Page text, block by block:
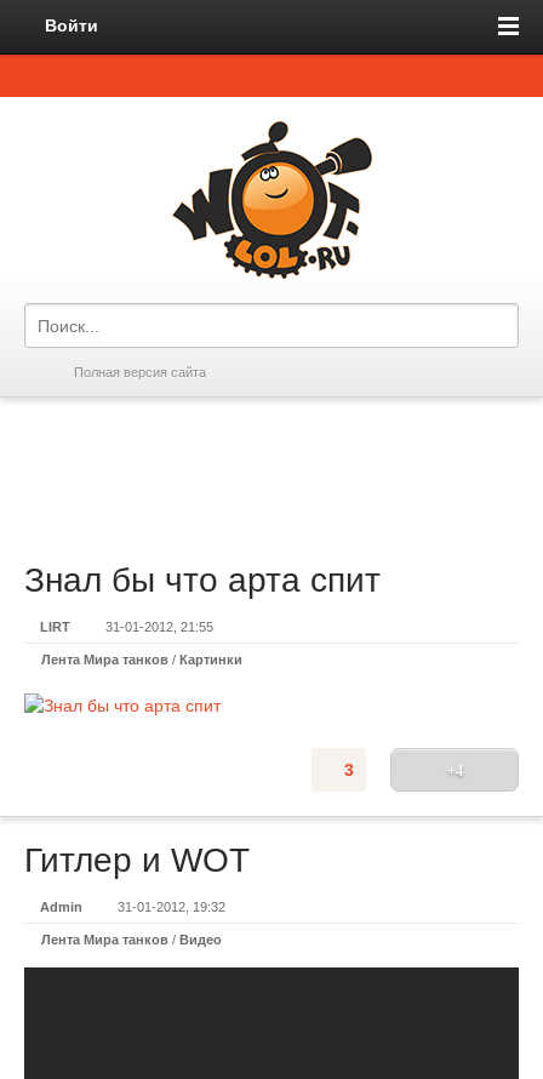
Войти
Полная версия сайта
Знал бы что арта спит
LIRT 31-01-2012, 21:55
Лента Мира танков / Картинки
+4
3
Гитлер и WOT
Admin 31-01-2012, 19:32
Лента Мира танков / Видео